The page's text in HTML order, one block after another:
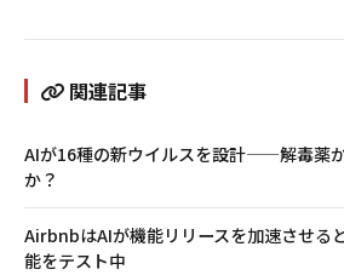
関連記事
AIが16種の新ウイルスを設計——解毒薬
か？
AirbnbはAIが機能リリースを加速させる
能をテスト中